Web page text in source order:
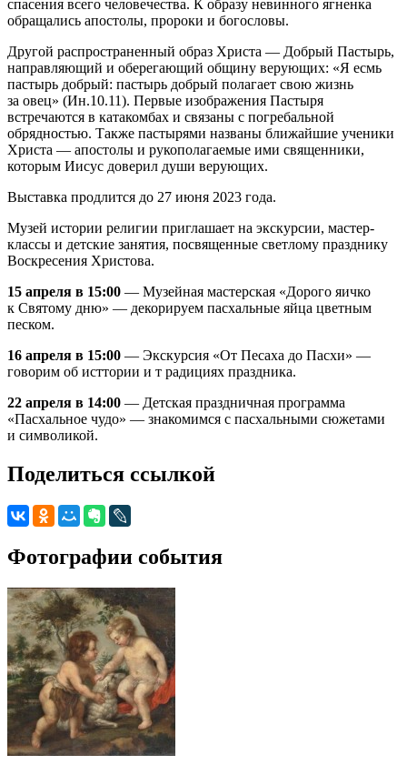
спасения всего человечества. К образу невинного ягненка
обращались апостолы, пророки и богословы.
Другой распространенный образ Христа — Добрый Пастырь,
направляющий и оберегающий общину верующих: «Я есмь
пастырь добрый: пастырь добрый полагает свою жизнь
за овец» (Ин.10.11). Первые изображения Пастыря
встречаются в катакомбах и связаны с погребальной
обрядностью. Также пастырями названы ближайшие ученики
Христа — апостолы и рукополагаемые ими священники,
которым Иисус доверил души верующих.
Выставка продлится до 27 июня 2023 года.
Музей истории религии приглашает на экскурсии, мастер-
классы и детские занятия, посвященные светлому празднику
Воскресения Христова.
15 апреля в 15:00 — Музейная мастерская «Дорого яичко
к Святому дню» — декорируем пасхальные яйца цветным
песком.
16 апреля в 15:00 — Экскурсия «От Песаха до Пасхи» —
говорим об исттории и т радициях праздника.
22 апреля в 14:00 — Детская праздничная программа
«Пасхальное чудо» — знакомимся с пасхальными сюжетами
и символикой.
Поделиться ссылкой
Фотографии события